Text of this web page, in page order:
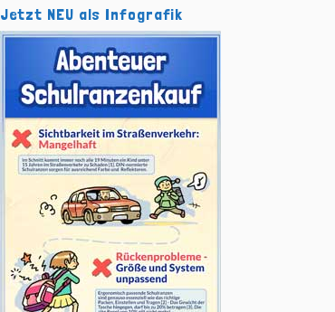
Jetzt NEU als Infografik